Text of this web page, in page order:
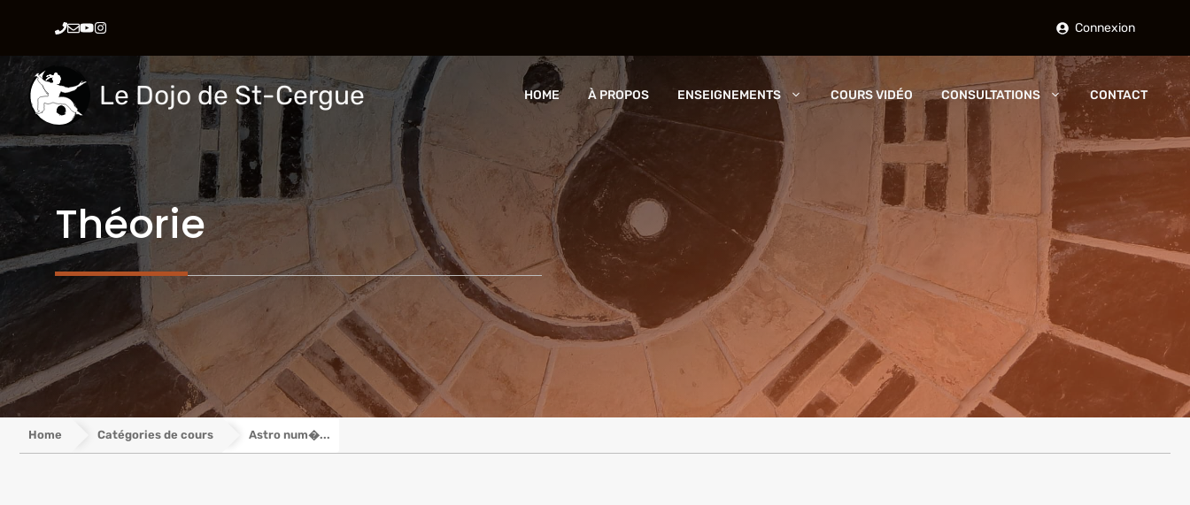
contenu
Connexion
Le Dojo de St-Cergue HOME À PROPOS ENSEIGNEMENTS COURS VIDÉO CONSULTATIONS CONTACT
Théorie
Home Catégories de cours Astro num�...